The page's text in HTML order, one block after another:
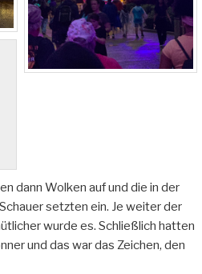
dann Wolken auf und die in der
setzten ein. Je weiter der
wurde es. Schließlich hatten
und das war das Zeichen, den